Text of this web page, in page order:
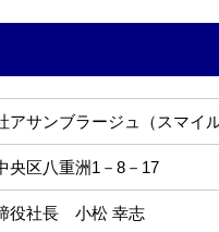
アサンブラージュ（スマイ
央区八重洲1－8－17
役社長 小松 幸志